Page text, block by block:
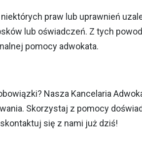
praw lub uprawnień
lub oświadczeń. Z tych
pomocy adwokata.
Nasza Kancelaria
Skorzystaj z pomocy
się z nami już dziś!